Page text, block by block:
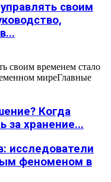
своим
своим временем стало
миреГлавные
Когда
за хранение...
исследователи
феноменом в